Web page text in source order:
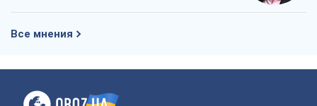
Все мнения